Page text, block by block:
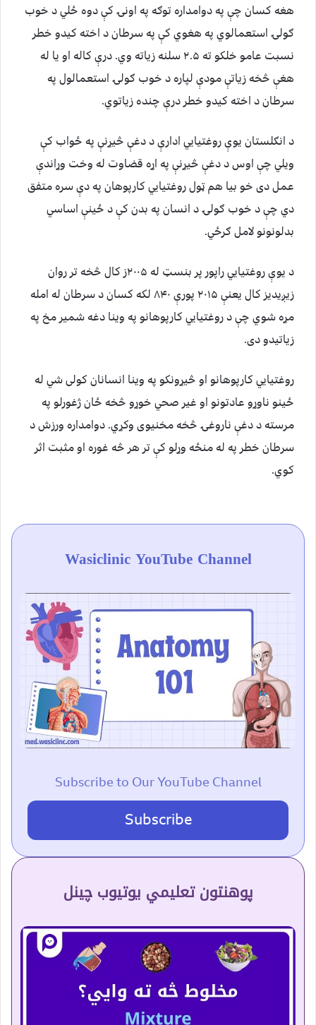
هغه کسان چې په دوامداره توګه په اونۍ کې دوه ځلي د خوب
ګولۍ استعمالوي په هغوي کې په سرطان د اخته کیدو خطر
نسبت عامو خلکو ته ۲.۵ سلنه زیاته وي. درې کاله او یا له
هغې څخه زیاتې مودې لپاره د خوب ګولۍ استعمالول په
سرطان د اخته کیدو خطر درې چنده زیاتوي.
د انګلستان یوې روغتیايي ادارې د دغې څیړنې په ځواب کې
ویلي چې اوس د دغې څیړنې په اړه قضاوت له وخت وړاندې
عمل دی خو بیا هم ټول روغتیايي کارپوهان په دې سره متفق
دي چې د خوب ګولۍ د انسان په بدن کې د ځینې اساسي
بدلونونو لامل ګرځي.
د یوې روغتیايي راپور پر بنسټ له ۲۰۰۵ز کال څخه تر روان
زیږیدیز کال یعنې ۲۰۱۵ پورې ۸۴۰ لکه کسان د سرطان له امله
مړه شوي چې د روغتیايي کارپوهانو په وینا دغه شمیر مخ په
زیاتیدو دی.
روغتیايي کارپوهانو او څیړونکو په وینا انسانان کولی شي له
ځينو ناوړو عادتونو او غیر صحي خوړو څخه ځان ژغورلو په
مرسته د دغې ناروغۍ څخه مخنیوی وکړي. دوامداره ورزش د
سرطان خطر په له منځه وړلو کې تر هر څه غوره او مثبت اثر
کوي.
Wasiclinic YouTube Channel
Subscribe to Our YouTube Channel
Subscribe
پوهنتون تعلیمي یوتیوب چینل